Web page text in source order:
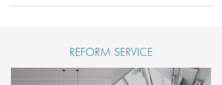
REFORM SERVICE